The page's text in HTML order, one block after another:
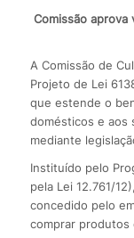
Comissão
A Comissão de
Projeto de Lei
que estende o
domésticos e aos
mediante
Instituído pelo
pela Lei 12.761/
concedido pelo
comprar produtos